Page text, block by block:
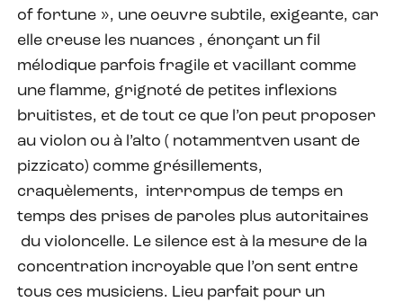
of fortune », une oeuvre subtile, exigeante, car
elle creuse les nuances , énonçant un fil
mélodique parfois fragile et vacillant comme
une flamme, grignoté de petites inflexions
bruitistes, et de tout ce que l’on peut proposer
au violon ou à l’alto ( notammentven usant de
pizzicato) comme grésillements,
craquèlements, interrompus de temps en
temps des prises de paroles plus autoritaires
du violoncelle. Le silence est à la mesure de la
concentration incroyable que l’on sent entre
tous ces musiciens. Lieu parfait pour un